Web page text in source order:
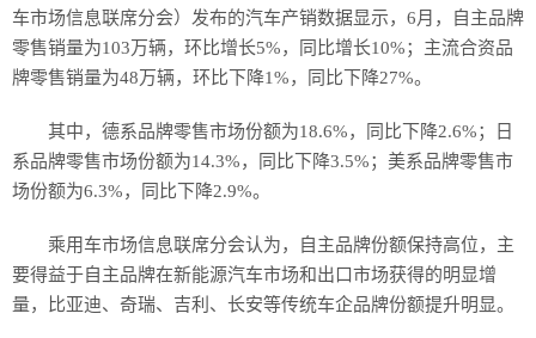
车市场信息联席分会）发布的汽车产销数据显示，6月，自主品牌
零售销量为103万辆，环比增长5%，同比增长10%；主流合资品
牌零售销量为48万辆，环比下降1%，同比下降27%。
其中，德系品牌零售市场份额为18.6%，同比下降2.6%；日
系品牌零售市场份额为14.3%，同比下降3.5%；美系品牌零售市
场份额为6.3%，同比下降2.9%。
乘用车市场信息联席分会认为，自主品牌份额保持高位，主
要得益于自主品牌在新能源汽车市场和出口市场获得的明显增
量，比亚迪、奇瑞、吉利、长安等传统车企品牌份额提升明显。